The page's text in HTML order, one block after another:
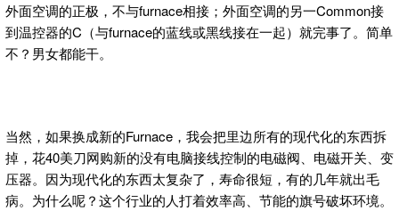
外面空调的正极，不与furnace相接；外面空调的另一Common接
到温控器的C（与furnace的蓝线或黑线接在一起）就完事了。简单
不？男女都能干。
当然，如果换成新的Furnace，我会把里边所有的现代化的东西拆
掉，花40美刀网购新的没有电脑接线控制的电磁阀、电磁开关、变
压器。因为现代化的东西太复杂了，寿命很短，有的几年就出毛
病。为什么呢？这个行业的人打着效率高、节能的旗号破坏环境。